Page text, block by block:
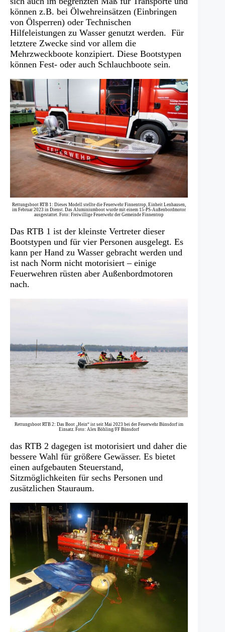
können z.B. bei Ölwehreinsätzen (Einbringen
von Ölsperren) oder Technischen
Hilfeleistungen zu Wasser genutzt werden. Für
letztere Zwecke sind vor allem die
Mehrzweckboote konzipiert. Diese Bootstypen
können Fest- oder auch Schlauchboote sein.
Rettungsboot RTB 1: Dieses Modell stellte die Feuerwehr Finnentrop, Einheit Lenhausen,
im Februar 2023 in Dienst. Das Aluminiumboot wurde mit einem 15-PS-Außenbordmotor
ausgestattet. Foto: Freiwillige Feuerwehr der Gemeinde Finnentrop
Das RTB 1 ist der kleinste Vertreter dieser
Bootstypen und für vier Personen ausgelegt. Es
kann per Hand zu Wasser gebracht werden und
ist nach Norm nicht motorisiert – einige
Feuerwehren rüsten aber Außenbordmotoren
nach.
Rettungsboot RTB 2: Das Boot „Hein“ ist seit Mai 2023 bei der Feuerwehr Bünsdorf im
Einsatz. Foto: Alex Böhling/FF Bünsdorf
das RTB 2 dagegen ist motorisiert und daher die
bessere Wahl für größere Gewässer. Es bietet
einen aufgebauten Steuerstand,
Sitzmöglichkeiten für sechs Personen und
zusätzlichen Stauraum.